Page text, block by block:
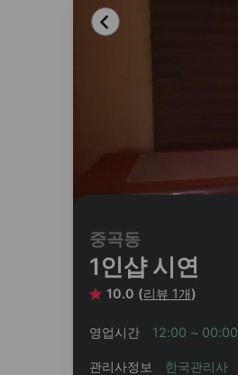
중곡동
1인샵 시연
10.0 (리뷰 1개)
영업시간 12:00 ~ 00:00
관리사정보 한국관리사